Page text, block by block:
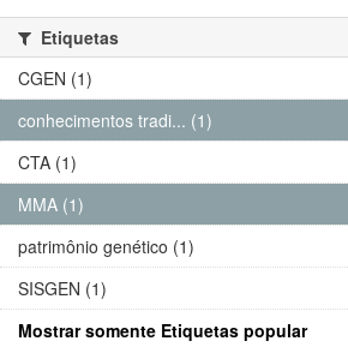
Etiquetas
CGEN (1)
conhecimentos tradi... (1)
CTA (1)
MMA (1)
patrimônio genético (1)
SISGEN (1)
Mostrar somente Etiquetas popular